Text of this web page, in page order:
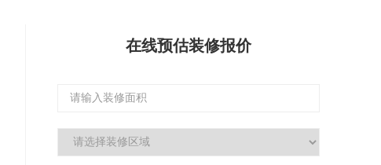
在线预估装修报价